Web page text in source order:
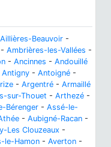
Aillières-Beauvoir -
- Ambrières-les-Vallées -
- Ancinnes - Andouillé
Antigny - Antoigné -
- Argentré - Armaillé
sur-Thouet - Arthezé -
Bérenger - Assé-le-
- Aubigné-Racan -
Les Clouzeaux -
le-Hamon - Averton -